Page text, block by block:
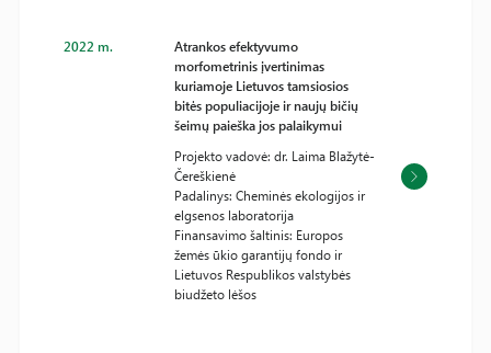
2022 m.
Atrankos efektyvumo
morfometrinis įvertinimas
kuriamoje Lietuvos tamsiosios
bitės populiacijoje ir naujų bičių
šeimų paieška jos palaikymui
Projekto vadovė: dr. Laima Blažytė-
Čereškienė
Padalinys: Cheminės ekologijos ir
elgsenos laboratorija
Finansavimo šaltinis: Europos
žemės ūkio garantijų fondo ir
Lietuvos Respublikos valstybės
biudžeto lėšos